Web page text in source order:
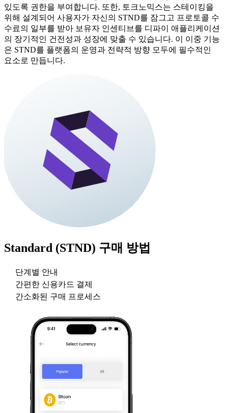
있도록 권한을 부여합니다. 또한, 토크노믹스는 스테이킹을
위해 설계되어 사용자가 자신의 STND를 잠그고 프로토콜 수
수료의 일부를 받아 보유자 인센티브를 디파이 애플리케이션
의 장기적인 건전성과 성장에 맞출 수 있습니다. 이 이중 기능
은 STND를 플랫폼의 운영과 전략적 방향 모두에 필수적인
요소로 만듭니다.
Standard (STND) 구매 방법
단계별 안내
간편한 신용카드 결제
간소화된 구매 프로세스